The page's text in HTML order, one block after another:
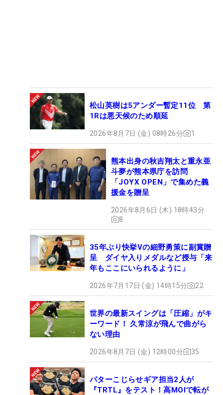
松山英樹は5アンダー暫定11位 第
1Rは悪天候のため順延
2026年8月7日 (金) 08時26分 1
熊本出身の秋吉翔太と重永亜
斗夢が熊本県庁を訪問
「JOYX OPEN」で集めた義
援金を贈呈
2026年8月6日 (木) 18時43分
8
35年ぶり快挙Vの細野勇策に副賞贈
呈 ダイヤ入りメダルなど授与「来
年もここにいられるように」
2026年7月17日 (金) 14時15分 22
世界の最新スイングは「圧縮」がキ
ーワード！ 久常涼が飛んで曲がら
ない理由
2026年8月7日 (金) 12時00分 35
パターこじらせギア担当2人が
『TRTL』をテスト！高MOIで転が